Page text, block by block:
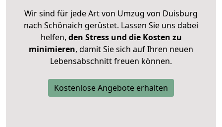
Wir sind für jede Art von Umzug von Duisburg
nach Schönaich gerüstet. Lassen Sie uns dabei
helfen, den Stress und die Kosten zu
minimieren, damit Sie sich auf Ihren neuen
Lebensabschnitt freuen können.
Kostenlose Angebote erhalten